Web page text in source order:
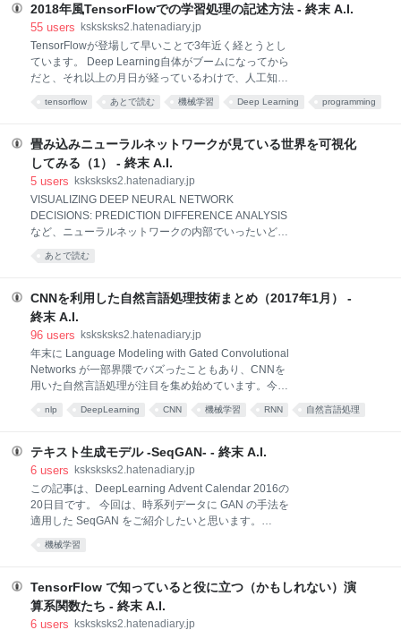
向型（特にスロットフィリング型）の設計にのっとっ
ているものが多いのが現状で、作りたいシステムをそ
のまま構成することが難しいケースが存在します。 こ
の記事シリーズは、ニューラルネットワークを使用し
ている対話システムについて、どのようなシステム設
ムを実現しようとしているのかを、「Neural
の引用だけでなく、中で説明されている論文について
も、可能な限り概観できるよ
2018年風TensorFlowでの学習処理の記述方法 - 終末 A.I.
55 users
ksksksks2.hatenadiary.jp
TensorFlowが登場して早いことで3年近く経とうとし
ています。 Deep Learning自体がブームになってから
だと、それ以上の月日が経っているわけで、人工知能
ブームも以外と続いているなあというのが正直な感想
です。 Theanoやtorch、chainerに遅れをとって立ち上
リアルコードですらこのようなありさまで、とてもで
はありませんが簡単に誰もが使えるというような状態
ではありませんでした。 1年ほど前からようやく、
MonitoredTrainingSession のようなリッチな Session
オブジェクトの導入などで、少し凝ったことをする場
合でもかなり簡単に書けるようになってきました。 一
方で公式のチュートリアルでは、データセットの読み
tensorflow あとで読む 機械学習 Deep Learning programming
畳み込みニューラルネットワークが見ている世界を可視化
してみる（1） - 終末 A.I.
5 users
ksksksks2.hatenadiary.jp
VISUALIZING DEEP NEURAL NETWORK
DECISIONS: PREDICTION DIFFERENCE ANALYSIS
など、ニューラルネットワークの内部でいったいどん
な処理が行われているのかを調べている論文も多く、
アルゴリズムの理論的な解明を考えると、このような
ます。 実際、なぜうまくいっているのか、なぜうまく
いっていないのかを調べるためには、可能であれば処
理の結果や過程を可視化してみることは、機械学習分
の場合は、これがパラメーターやロスの変化で見る以
外の方法が基本的にはなく、上記のような研究で学習
の状態をなんとなく人間の側で観察できることは、実
作業においても役に立ちそうだなと思います。 畳み込
あとで読む
CNNを利用した自然言語処理技術まとめ（2017年1月） -
終末 A.I.
96 users
ksksksks2.hatenadiary.jp
年末に Language Modeling with Gated Convolutional
Networks が一部界隈でバズったこともあり、CNNを
用いた自然言語処理が注目を集め始めています。今年
の後半あたりには、派生手法や関連手法が多く登場し
ていくのではないかと思われます。 CNNはRNNに比
速いという利点がありますが、時系列データの処理に
特化したRNNと比べると、特に言語モデルにおいては
最終性能がやや劣っているという理解が一般的でした
（テキストクラシフィケーションではタスクによって
はCNNのほうが性能がいいものもありました）。
Unit および Residual 層を利用し学習を効率化するこ
nlp DeepLearning CNN 機械学習 RNN 自然言語処理
テキスト生成モデル -SeqGAN- - 終末 A.I.
6 users
ksksksks2.hatenadiary.jp
この記事は、DeepLearning Advent Calendar 2016の
20日目です。 今回は、時系列データに GAN の手法を
適用した SeqGAN をご紹介したいと思います。
SeqGAN は分かりやすく時系列データに GAN を適用
しているためアルゴリズムが理解しやすく、公式の
にオススメできる手法です。 SeqGAN では、GAN と
同じく生成モデルと識別モデルの両方を用いて生成モ
デルを学習させていきますが、時系列モデルに適用す
機械学習
TensorFlow で知っていると役に立つ（かもしれない）演
算系関数たち - 終末 A.I.
6 users ksksksks2.hatenadiary.jp